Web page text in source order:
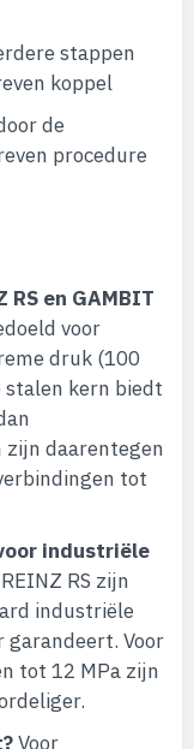
stappen
koppel
de
procedure
en GAMBIT
voor
druk (100
stalen kern biedt
zijn daarentegen
tot
industriële
RS zijn
industriële
garandeert. Voor
tot 12 MPa zijn
Voor